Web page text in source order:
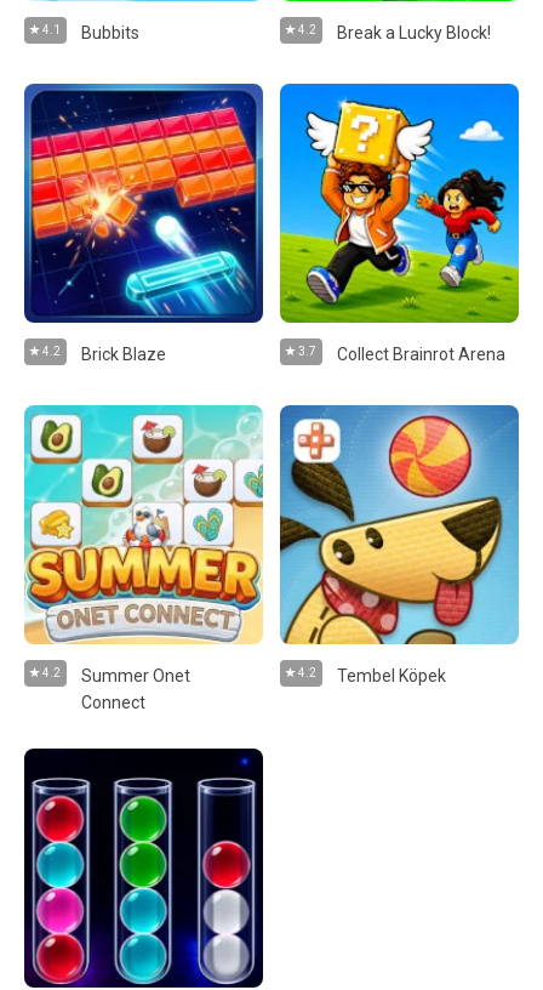
4.1 Bubbits 4.2 Break a Lucky Block!
4.2 Brick Blaze 3.7 Collect Brainrot Arena
4.2
Summer Onet
Connect
4.2 Tembel Köpek